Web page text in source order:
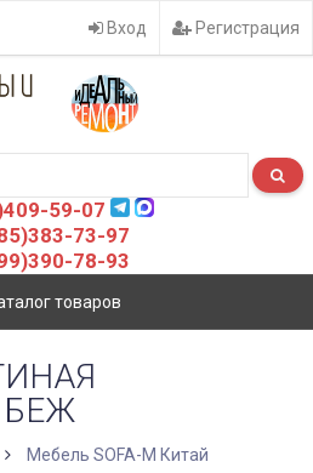
Вход Регистрация
59-07
73-97
78-93
товаров
Мебель SOFA-M Китай